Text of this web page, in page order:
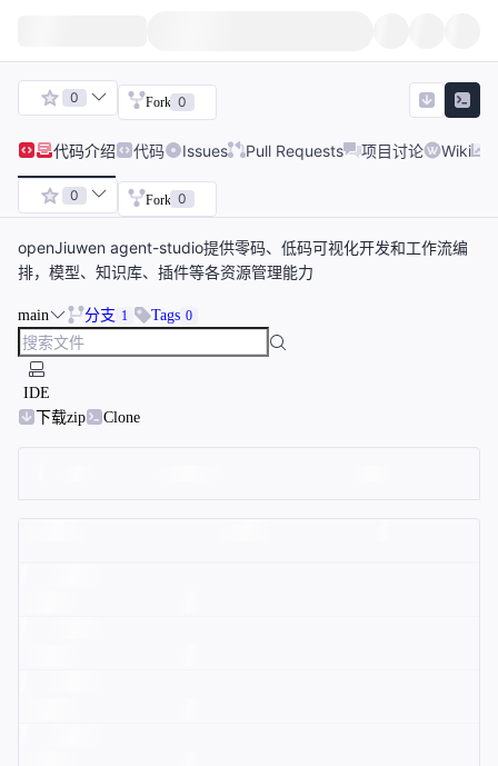
0 Fork 0
代码介绍 代码 Issues Pull Requests 项目讨论 Wiki
0 Fork 0
openJiuwen agent-studio提供零码、低码可视化开发和工作流编
排，模型、知识库、插件等各资源管理能力
main 分支 1 Tags 0
IDE
下载zip
Clone